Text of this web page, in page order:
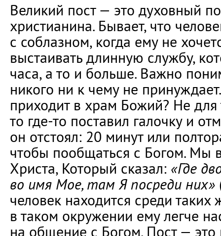
Великий пост — это духовный
христианина. Бывает, что
с соблазном, когда ему не
выстаивать длинную службу,
часа, а то и больше. Важно
никого ни к чему не
приходит в храм Божий? Не для
то где-то поставил галочку и
он отстоял: 20 минут или
чтобы пообщаться с Богом. Мы
Христа, Который сказал: «Где
во имя Мое, там Я посреди них»
человек находится среди
в таком окружении ему легче
на общение с Богом. Пост — это